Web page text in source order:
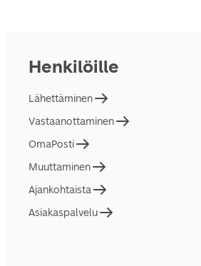
Henkilöille
Lähettäminen
Vastaanottaminen
OmaPosti
Muuttaminen
Ajankohtaista
Asiakaspalvelu